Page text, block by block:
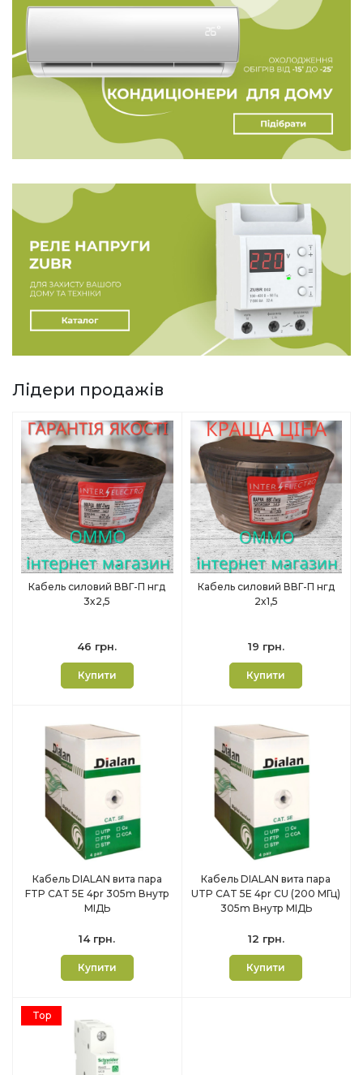
Лідери продажів
Кабель силовий ВВГ-П нгд
3х2,5
46 грн.
Купити
Кабель силовий ВВГ-П нгд
2х1,5
19 грн.
Купити
Кабель DIALAN вита пара
FTP CAT 5E 4pr 305m Внутр
МІДЬ
14 грн.
Купити
Кабель DIALAN вита пара
UTP CAT 5E 4pr CU (200 МГц)
305m Внутр МІДЬ
12 грн.
Купити
Top